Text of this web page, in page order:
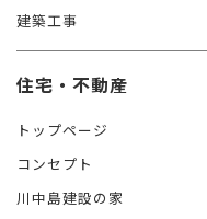
建築工事
住宅・不動産
トップページ
コンセプト
川中島建設の家